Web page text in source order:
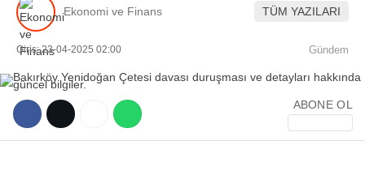
TEKNOLOJI
OTOMOBIL
Ekonomi ve Finans TÜM YAZILARI
Giriş: 23-04-2025 02:00 Gündem
ABONE OL